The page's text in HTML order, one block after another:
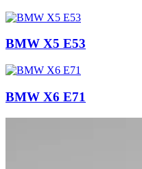
BMW X5 E53
BMW X6 E71